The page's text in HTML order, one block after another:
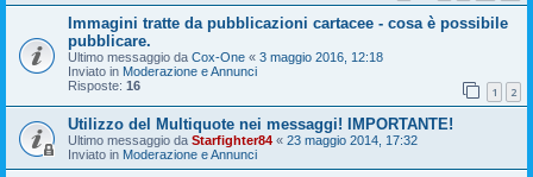
Immagini tratte da pubblicazioni cartacee - cosa è possibile
pubblicare.
Ultimo messaggio da Cox-One « 3 maggio 2016, 12:18
Inviato in Moderazione e Annunci
Risposte: 16 1 2
Utilizzo del Multiquote nei messaggi! IMPORTANTE!
Ultimo messaggio da Starfighter84 « 23 maggio 2014, 17:32
Inviato in Moderazione e Annunci